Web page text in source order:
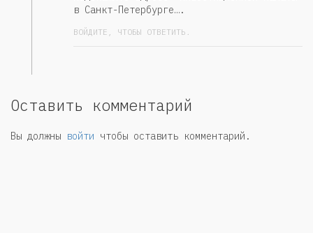
в Санкт-Петербурге….
ВОЙДИТЕ, ЧТОБЫ ОТВЕТИТЬ.
Оставить комментарий
Вы должны войти чтобы оставить комментарий.